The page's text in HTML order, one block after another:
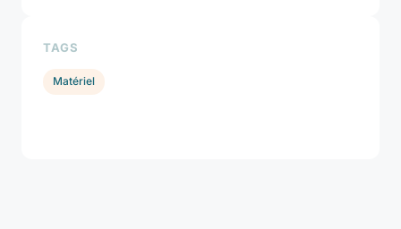
TAGS
Matériel